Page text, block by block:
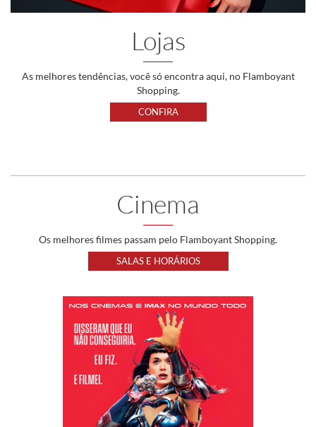
Lojas
As melhores tendências, você só encontra aqui, no Flamboyant
Shopping.
CONFIRA
Cinema
Os melhores filmes passam pelo Flamboyant Shopping.
SALAS E HORÁRIOS